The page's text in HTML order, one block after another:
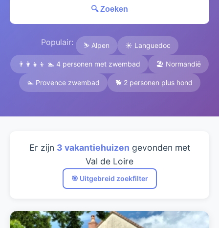
🔍 Zoeken
Populair: ⛷️ Alpen ☀️ Languedoc
👨‍👩‍👧‍👦 🏊 4 personen met zwembad 🏖️ Normandië
🏊 Provence zwembad 🐕 2 personen plus hond
Er zijn 3 vakantiehuizen gevonden met
Val de Loire
🎯 Uitgebreid zoekfilter